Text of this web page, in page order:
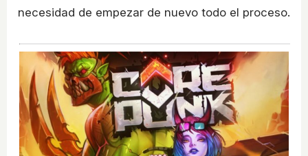
necesidad de empezar de nuevo todo el proceso.